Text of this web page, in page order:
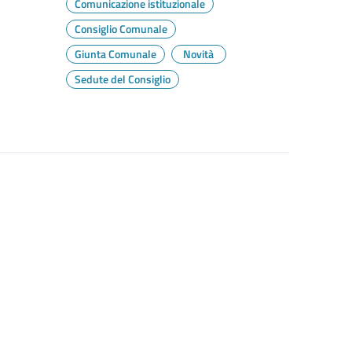
Comunicazione istituzionale
Consiglio Comunale
Giunta Comunale
Novità
Sedute del Consiglio